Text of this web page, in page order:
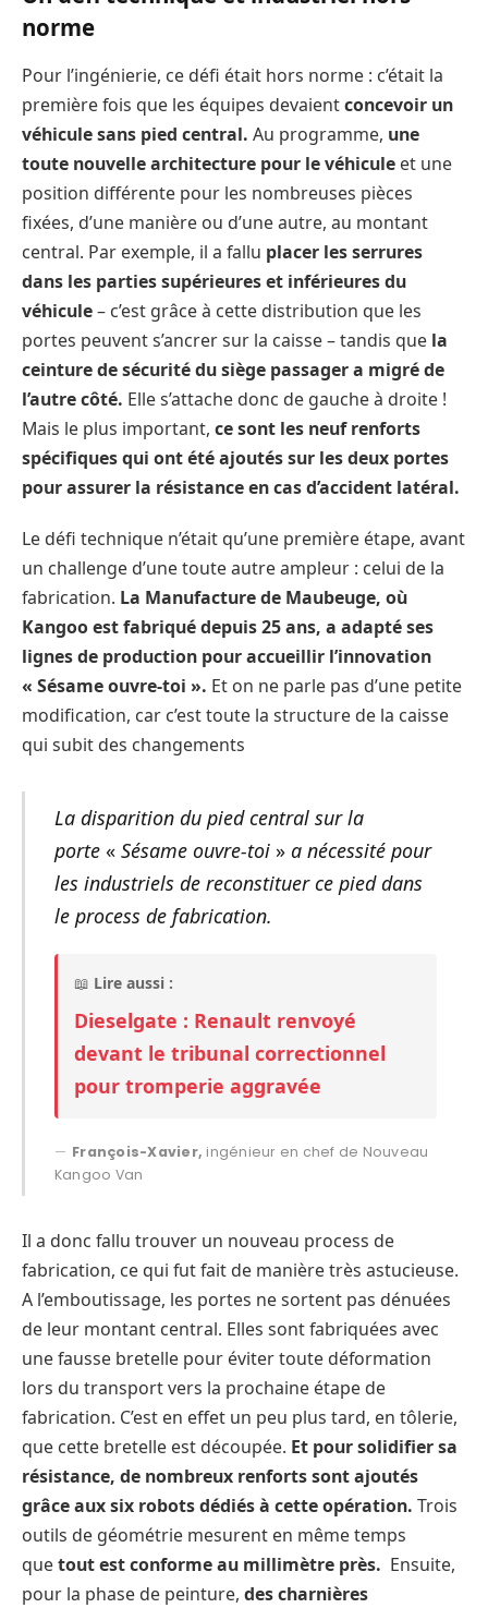
norme
Pour l’ingénierie, ce défi était hors norme : c’était la
première fois que les équipes devaientconcevoir un
véhicule sans pied central. Au programme, une
toute nouvelle architecture pour le véhicule et une
position différente pour les nombreuses pièces
fixées, d’une manière ou d’une autre, au montant
central. Par exemple, il a fallu placer les serrures
dans les parties supérieures et inférieures du
véhicule– c’est grâce à cette distribution que les
portes peuvent s’ancrer sur la caisse – tandis que la
ceinture de sécurité du siège passager a migré de
l’autre côté. Elle s’attache donc de gauche à droite !
Mais le plus important, ce sont les neuf renforts
spécifiques qui ont été ajoutés sur les deux portes
pour assurer la résistance en cas d’accident latéral.
Le défi technique n’était qu’une première étape, avant
un challenge d’une toute autre ampleur : celui de la
fabrication. La Manufacture de Maubeuge, où
Kangoo est fabriqué depuis 25 ans, a adapté ses
lignes de production pour accueillir l’innovation
« Sésame ouvre-toi ». Et on ne parle pas d’une petite
modification, car c’est toute la structure de la caisse
qui subit des changements
La disparition du pied central sur la
porte « Sésame ouvre-toi » a nécessité pour
les industriels de reconstituer ce pied dans
le process de fabrication.
📖 Lire aussi :
Dieselgate : Renault renvoyé
devant le tribunal correctionnel
pour tromperie aggravée
François-Xavier, ingénieur en chef de Nouveau
Kangoo Van
Il a donc fallu trouver un nouveau process de
fabrication, ce qui fut fait de manière très astucieuse.
A l’emboutissage, les portes ne sortent pas dénuées
de leur montant central. Elles sont fabriquées avec
une fausse bretelle pour éviter toute déformation
lors du transport vers la prochaine étape de
fabrication. C’est en effet un peu plus tard, en tôlerie,
que cette bretelle est découpée. Et pour solidifier sa
résistance, de nombreux renforts sont ajoutés
grâce aux six robots dédiés à cette opération. Trois
outils de géométrie mesurent en même temps
quetout est conforme au millimètre près. Ensuite,
pour la phase de peinture, des charnières